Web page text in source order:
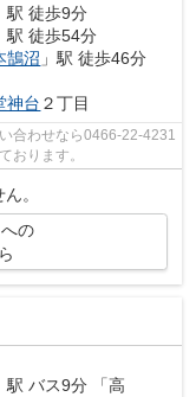
駅 徒歩9分
駅 徒歩54分
鵠沼 」駅 徒歩46分
神台 ２丁目
合わせなら0466-22-4231
おります。
。
の
駅 バス9分 「高